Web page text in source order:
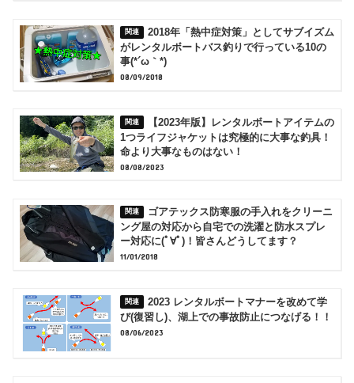
2018年「熱中症対策」としてサブイズム
がレンタルボートバス釣りで行っている10の
事(*´ω｀*)
08/09/2018
【2023年版】レンタルボートアイテムの
1つライフジャケットは究極的に大事な釣具！
命より大事なものはない！
08/08/2023
ゴアテックス防寒服の手入れをクリーニ
ング屋の対応から自宅での洗濯と防水スプレ
ー対応に(ﾟ∀ﾟ)！皆さんどうしてます？
11/01/2018
2023 レンタルボートマナーを改めて学
び(復習し)、湖上での事故防止につなげる！！
08/06/2023